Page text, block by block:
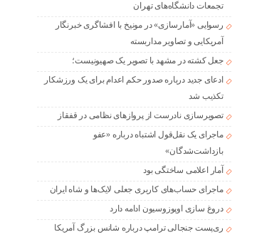
تجمعات دانشگاه‌های تهران
رسوایی «آمارسازی» در مونیخ با افشاگری خبرنگار
آمریکایی و تصاویر مداربسته
جعل کشته در مشهد با تصویر یک صهیونیست؛
ادعای جدید درباره صدور حکم اعدام برای یک ورزشکار
تکذیب شد
تصویرسازی نادرست از پروازهای نظامی در قفقاز
ماجرای یک نقل‌قول اشتباه درباره «عفو
بازداشت‌شدگان»
آمار اعلامی ساختگی بود
ماجرای حساب‌های کاربری جعلی لایک‌ها و شاه ایران
دروغ سازی اوپوزوسیون ادامه دارد
ری‌پست جنجالی ترامپ درباره شانس بزرگ آمریکا